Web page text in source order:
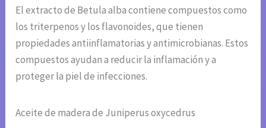
El extracto de Betula alba contiene compuestos como
los triterpenos y los flavonoides, que tienen
propiedades antiinflamatorias y antimicrobianas. Estos
compuestos ayudan a reducir la inflamación y a
proteger la piel de infecciones.
Aceite de madera de Juniperus oxycedrus